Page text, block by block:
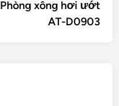
Phòng xông hơi ướt
AT-D0903